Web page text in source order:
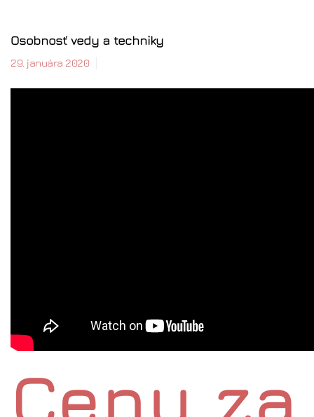
Osobnosť vedy a techniky
29. januára 2020
Cenu za